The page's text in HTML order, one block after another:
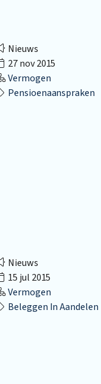
Nieuws
27 nov 2015
Vermogen
Pensioenaanspraken
Nieuws
15 jul 2015
Vermogen
Beleggen In Aandelen